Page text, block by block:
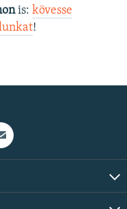
is: kövesse
! ​